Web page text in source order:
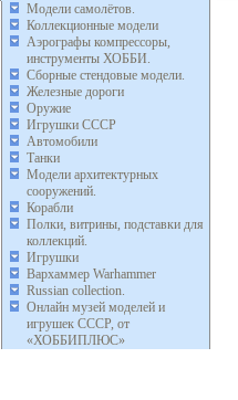
Модели самолётов.
Коллекционные модели
Аэрографы компрессоры,
инструменты ХОББИ.
Сборные стендовые модели.
Железные дороги
Оружие
Игрушки СССР
Автомобили
Танки
Модели архитектурных
сооружений.
Корабли
Полки, витрины, подставки для
коллекций.
Игрушки
Вархаммер Warhammer
Russian collection.
Онлайн музей моделей и
игрушек СССР, от
«ХОББИПЛЮС»